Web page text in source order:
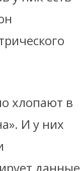
хлопают в
И у них